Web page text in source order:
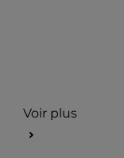
Voir plus